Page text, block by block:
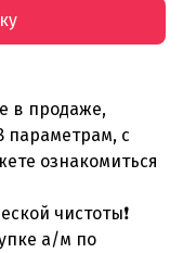
в продаже,
параметрам, с
ознакомиться
чистоты❗
а/м по